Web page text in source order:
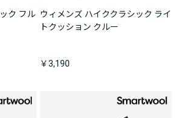
ク フル ウィメンズ ハイククラシック ライ
トクッション クルー
￥3,190